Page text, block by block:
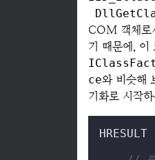
COM 객체로
기 때문에, 이
ce와 비슷해
기화로 시작